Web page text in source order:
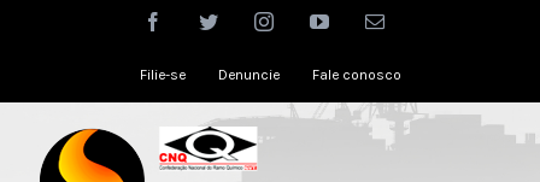
facebooktwitter instagramyoutubeEmail
Filie-se Denuncie Fale conosco